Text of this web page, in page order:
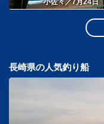
長崎県の人気釣り船